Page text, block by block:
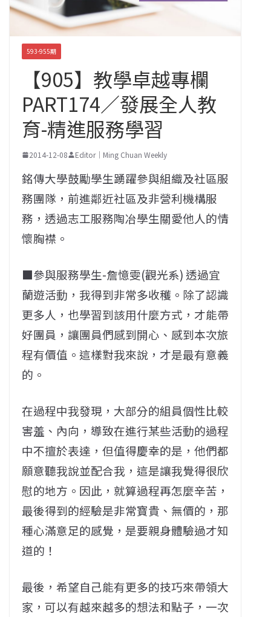
593-955期
【905】教學卓越專欄
PART174／發展全人教
育-精進服務學習
2014-12-08 Editor｜Ming Chuan Weekly
銘傳大學鼓勵學生踴躍參與組織及社區服
務團隊，前進鄰近社區及非營利機構服
務，透過志工服務陶冶學生關愛他人的情
懷胸襟。
■參與服務學生-詹憶雯(觀光系) 透過宜
蘭遊活動，我得到非常多收穫。除了認識
更多人，也學習到該用什麼方式，才能帶
好團員，讓團員們感到開心、感到本次旅
程有價值。這樣對我來說，才是最有意義
的。
在過程中我發現，大部分的組員個性比較
害羞、內向，導致在進行某些活動的過程
中不擅於表達，但值得慶幸的是，他們都
願意聽我說並配合我，這是讓我覺得很欣
慰的地方。因此，就算過程再怎麼辛苦，
最後得到的經驗是非常寶貴、無價的，那
種心滿意足的感覺，是要親身體驗過才知
道的！
最後，希望自己能有更多的技巧來帶領大
家，可以有越來越多的想法和點子，一次